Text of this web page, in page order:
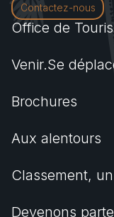
Contactez-nous
Office de
Venir.Se
Brochures
Aux alentours
Classement,
Devenons